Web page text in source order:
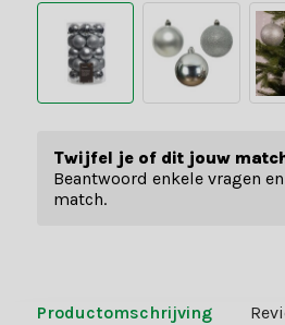
Twijfel je of dit jouw
Beantwoord enkele vragen
match.
Productomschrijving